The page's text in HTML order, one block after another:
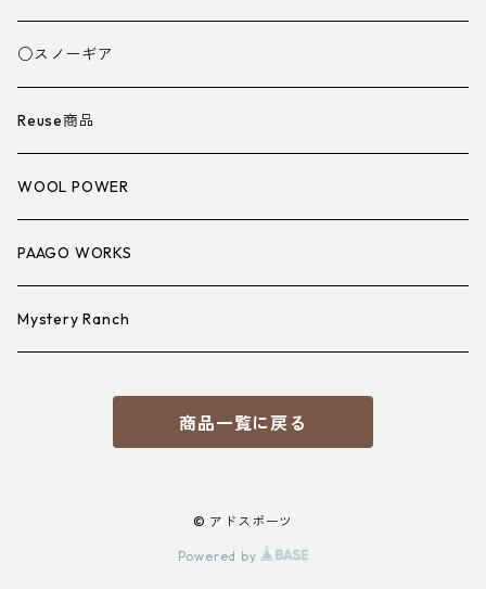
スパッツ・ゲイター
衣類小物
アイウェア
マット
寝具小物
○スノーギア
Reuse商品
WOOL POWER
PAAGO WORKS
Mystery Ranch
商品一覧に戻る
© アドスポーツ
Powered by